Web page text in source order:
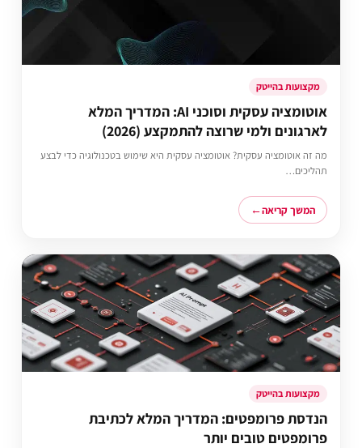
מקצועות בהייטק
אוטומציה עסקית וסוכני AI: המדריך המלא
לארגונים ולמי שרוצה להתמקצע (2026)
מה זה אוטומציה עסקית? אוטומציה עסקית היא שימוש בטכנולוגיה כדי לבצע
תהליכים…
המשך קריאה
מקצועות בהייטק
הנדסת פרומפטים: המדריך המלא לכתיבת
פרומפטים טובים יותר